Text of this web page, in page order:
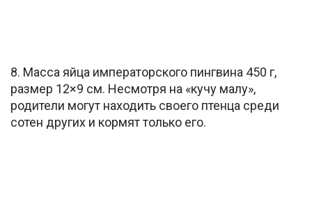
8. Масса яйца императорского пингвина 450 г,
размер 12×9 см. Несмотря на «кучу малу»,
родители могут находить своего птенца среди
сотен других и кормят только его.